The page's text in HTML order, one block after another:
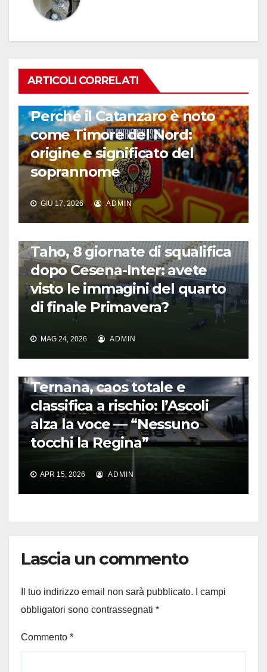
ARTICOLI CORRELATI
Perché il Catanzaro è noto
come Timore del Nord:
origine e significato del
soprannome
GIU 17, 2026 ADMIN
Taho, 8 giornate di squalifica
dopo Cesena-Inter: avete
visto le immagini del quarto
di finale Primavera?
MAG 24, 2026 ADMIN
Ternana, caos totale e
classifica a rischio: l’Ascoli
alza la voce — “Nessuno
tocchi la Regina”
APR 15, 2026 ADMIN
Lascia un commento
Il tuo indirizzo email non sarà pubblicato.
I campi
obbligatori sono contrassegnati *
Commento *